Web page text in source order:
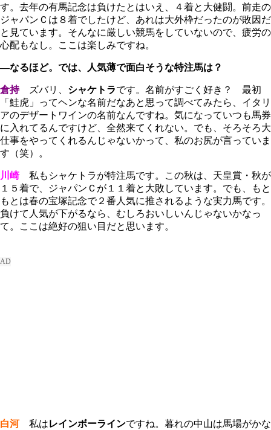
す。去年の有馬記念は負けたとはいえ、４着と大健闘。前走の
ジャパンＣは８着でしたけど、あれは大外枠だったのが敗因だ
と見ています。そんなに厳しい競馬をしていないので、疲労の
心配もなし。ここは楽しみですね。
―なるほど。では、人気薄で面白そうな特注馬は？
倉持ズバリ、 シャケトラです。名前がすごく好き？ 最初
「鮭虎」ってヘンな名前だなあと思って調べてみたら、イタリ
アのデザートワインの名前なんですね。気になっていつも馬券
に入れてるんですけど、全然来てくれない。でも、そろそろ大
仕事をやってくれるんじゃないかって、私のお尻が言っていま
す（笑）。
川崎私もシャケトラが特注馬です。この秋は、天皇賞・秋が
１５着で、ジャパンＣが１１着と大敗しています。でも、もと
もとは春の宝塚記念で２番人気に推されるような実力馬です。
負けて人気が下がるなら、むしろおいしいんじゃないかなっ
て。ここは絶好の狙い目だと思います。
白河私はレインボーラインですね。暮れの中山は馬場がかな